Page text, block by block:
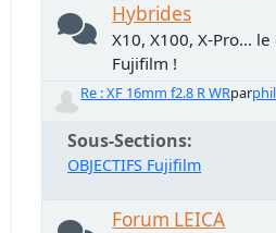
Hybrides
X10, X100, X-Pro...
Fujifilm !
Re : XF 16mm f2.8 R WRpar
Sous-Sections
OBJECTIFS Fujifilm
Forum LEICA